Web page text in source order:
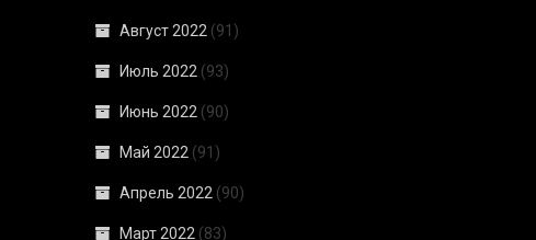
Август 2022 (91)
Июль 2022 (93)
Июнь 2022 (90)
Май 2022 (91)
Апрель 2022 (90)
Март 2022 (83)